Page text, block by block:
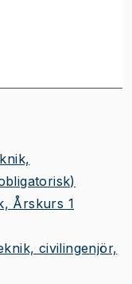
Årskurs 1
civilingenjör,